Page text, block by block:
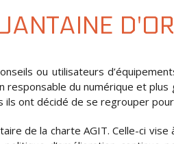
ou utilisateurs
responsable du numérique et
ils ont décidé de se regrouper
de la charte AGIT. Celle-ci